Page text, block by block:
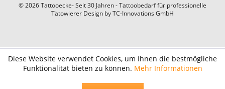
© 2026 Tattooecke- Seit 30 Jahren - Tattoobedarf für professionelle
Tätowierer Design byTC-Innovations GmbH
Diese Website verwendet Cookies, um Ihnen die bestmögliche
Funktionalität bieten zu können. Mehr Informationen